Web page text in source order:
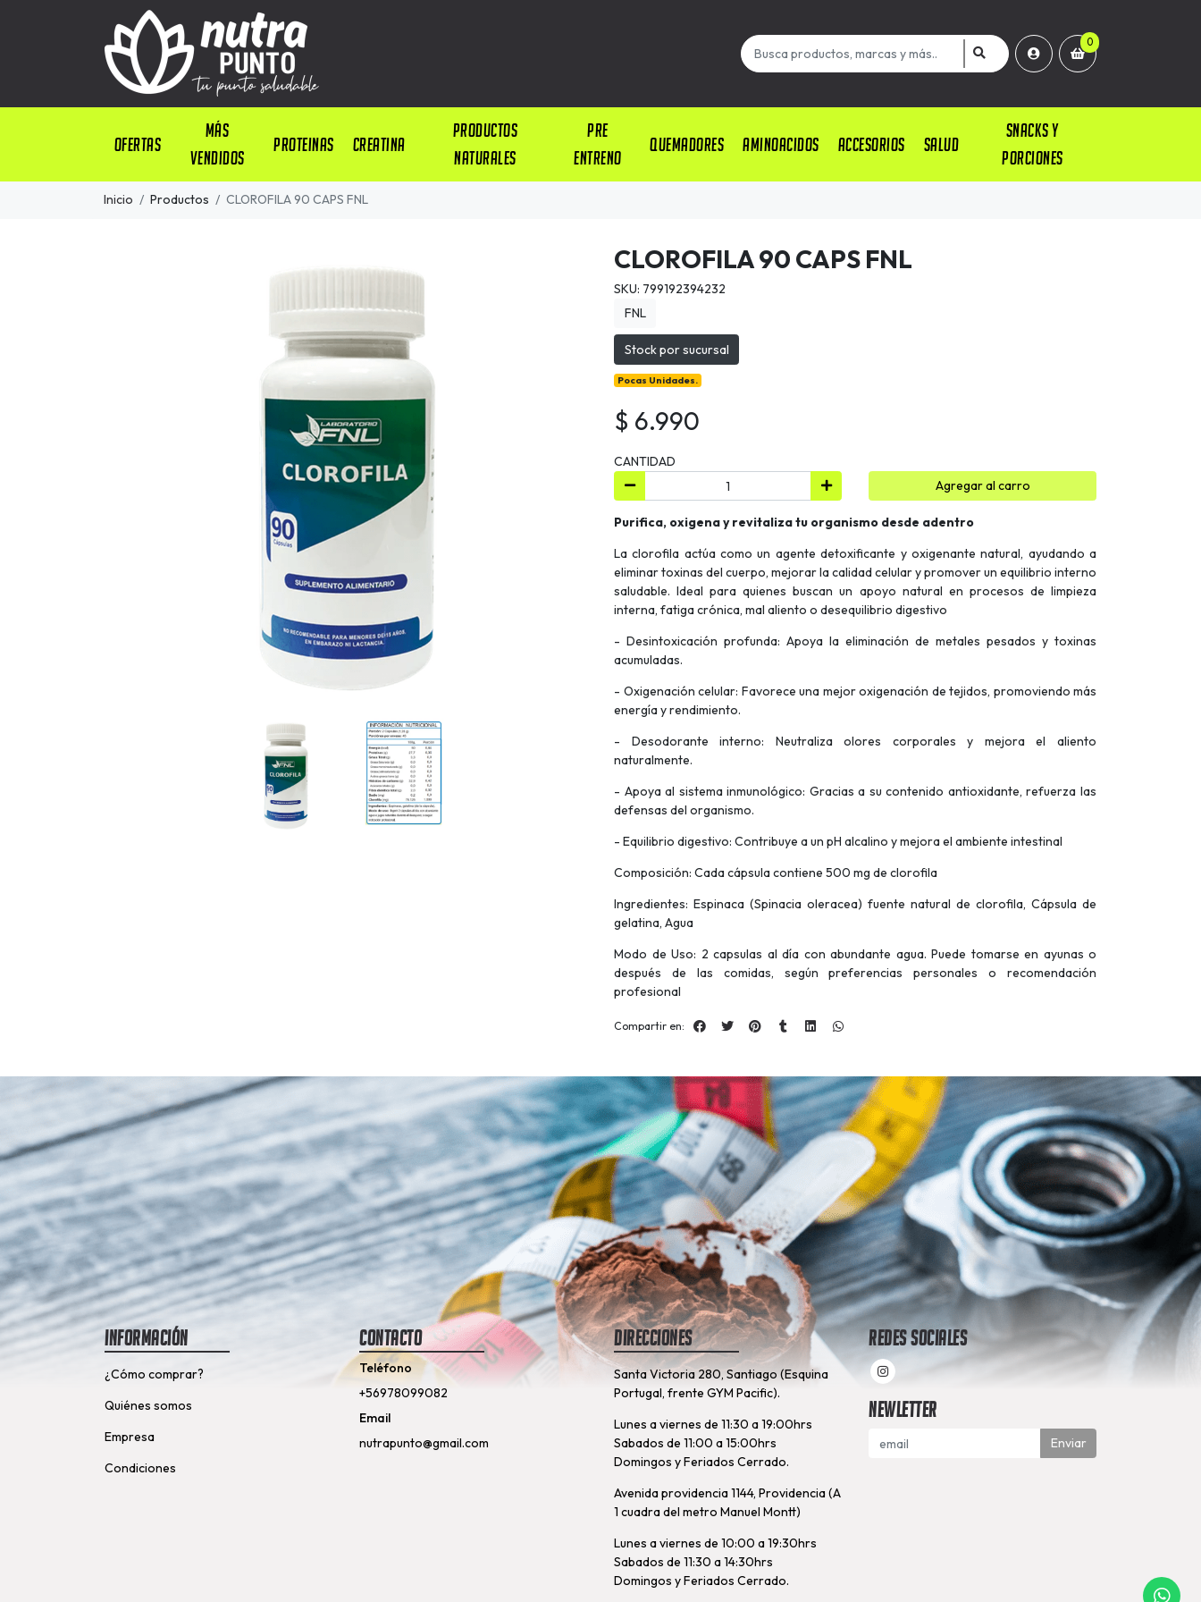
0
OFERTAS
Más
Vendidos
PROTEINAS CREATINA
PRODUCTOS
NATURALES
PRE
ENTRENO
QUEMADORES AMINOACIDOS ACCESORIOS SALUD
SNACKS Y
PORCIONES
Inicio Productos CLOROFILA 90 CAPS FNL
CLOROFILA 90 CAPS FNL
SKU: 799192394232
FNL
Stock por sucursal
Pocas Unidades.
$ 6.990
CANTIDAD
Agregar al carro
Purifica, oxigena y revitaliza tu organismo desde adentro
La clorofila actúa como un agente detoxificante y oxigenante natural, ayudando a
eliminar toxinas del cuerpo, mejorar la calidad celular y promover un equilibrio interno
saludable. Ideal para quienes buscan un apoyo natural en procesos de limpieza
interna, fatiga crónica, mal aliento o desequilibrio digestivo
- Desintoxicación profunda: Apoya la eliminación de metales pesados y toxinas
acumuladas.
- Oxigenación celular: Favorece una mejor oxigenación de tejidos, promoviendo más
energía y rendimiento.
- Desodorante interno: Neutraliza olores corporales y mejora el aliento
naturalmente.
- Apoya al sistema inmunológico: Gracias a su contenido antioxidante, refuerza las
defensas del organismo.
- Equilibrio digestivo: Contribuye a un pH alcalino y mejora el ambiente intestinal
Composición: Cada cápsula contiene 500 mg de clorofila
Ingredientes: Espinaca (Spinacia oleracea) fuente natural de clorofila, Cápsula de
gelatina, Agua
Modo de Uso: 2 capsulas al día con abundante agua. Puede tomarse en ayunas o
después de las comidas, según preferencias personales o recomendación
profesional
Compartir en:
Información
¿Cómo comprar?
Quiénes somos
Empresa
Condiciones
Contacto
Teléfono
+56978099082
Email
nutrapunto@gmail.com
Direcciones
Santa Victoria 280, Santiago (Esquina
Portugal, frente GYM Pacific).
Lunes a viernes de 11:30 a 19:00hrs
Sabados de 11:00 a 15:00hrs
Domingos y Feriados Cerrado.
Avenida providencia 1144, Providencia (A
1 cuadra del metro Manuel Montt)
Lunes a viernes de 10:00 a 19:30hrs
Sabados de 11:30 a 14:30hrs
Domingos y Feriados Cerrado.
Redes Sociales
Newletter
Enviar